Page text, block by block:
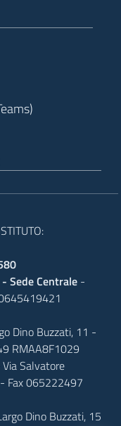
Sede Centrale -
Dino Buzzati, 11 -
RMAA8F1029
Salvatore
Fax 065222497
Dino Buzzati, 15